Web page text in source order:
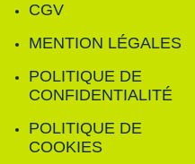
CGV
MENTION LÉGALES
POLITIQUE DE
CONFIDENTIALITÉ
POLITIQUE DE
COOKIES